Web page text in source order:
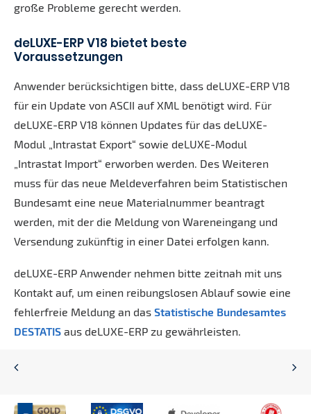
große Probleme gerecht werden.
deLUXE-ERP V18 bietet beste
Voraussetzungen
Anwender berücksichtigen bitte, dass deLUXE-ERP V18
für ein Update von ASCII auf XML benötigt wird. Für
deLUXE-ERP V18 können Updates für das deLUXE-
Modul „Intrastat Export“ sowie deLUXE-Modul
„Intrastat Import“ erworben werden. Des Weiteren
muss für das neue Meldeverfahren beim Statistischen
Bundesamt eine neue Materialnummer beantragt
werden, mit der die Meldung von Wareneingang und
Versendung zukünftig in einer Datei erfolgen kann.
deLUXE-ERP Anwender nehmen bitte zeitnah mit uns
Kontakt auf, um einen reibungslosen Ablauf sowie eine
fehlerfreie Meldung an das Statistische Bundesamtes
DESTATIS aus deLUXE-ERP zu gewährleisten.